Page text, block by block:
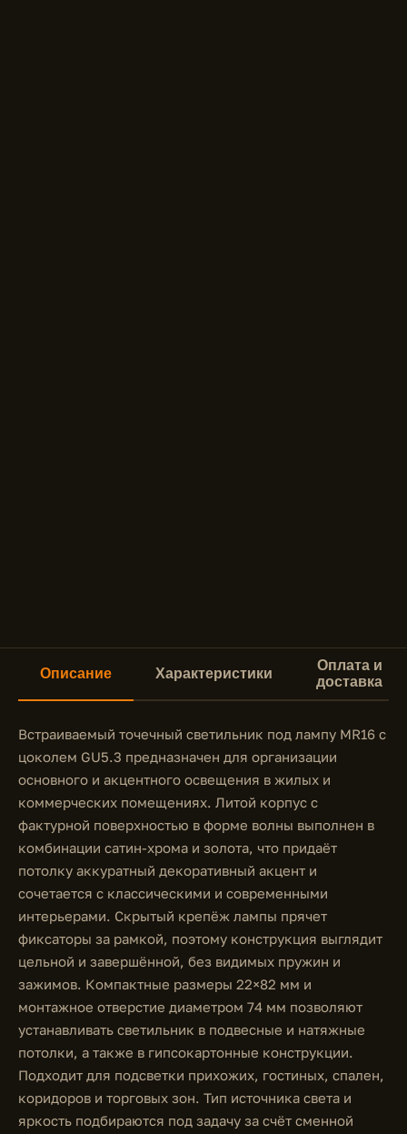
Описание Характеристики
Оплата и
доставка
Встраиваемый точечный светильник под лампу MR16 с
цоколем GU5.3 предназначен для организации
основного и акцентного освещения в жилых и
коммерческих помещениях. Литой корпус с
фактурной поверхностью в форме волны выполнен в
комбинации сатин-хрома и золота, что придаёт
потолку аккуратный декоративный акцент и
сочетается с классическими и современными
интерьерами. Скрытый крепёж лампы прячет
фиксаторы за рамкой, поэтому конструкция выглядит
цельной и завершённой, без видимых пружин и
зажимов. Компактные размеры 22×82 мм и
монтажное отверстие диаметром 74 мм позволяют
устанавливать светильник в подвесные и натяжные
потолки, а также в гипсокартонные конструкции.
Подходит для подсветки прихожих, гостиных, спален,
коридоров и торговых зон. Тип источника света и
яркость подбираются под задачу за счёт сменной